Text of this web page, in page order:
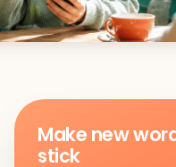
Make new
stick